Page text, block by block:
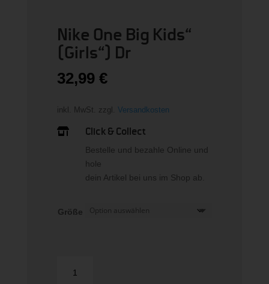
Nike One Big Kids“
(Girls“) Dr
32,99 €
inkl. MwSt. zzgl. Versandkosten
 Click & Collect
Bestelle und bezahle Online und
hole
dein Artikel bei uns im Shop ab.
Größe